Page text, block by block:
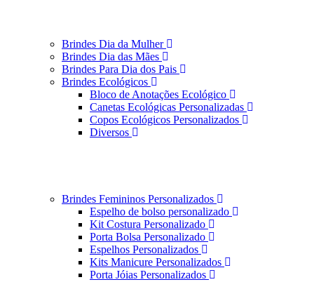
Brindes Dia da Mulher
Brindes Dia das Mães
Brindes Para Dia dos Pais
Brindes Ecológicos
Bloco de Anotações Ecológico
Canetas Ecológicas Personalizadas
Copos Ecológicos Personalizados
Diversos
Brindes Femininos Personalizados
Espelho de bolso personalizado
Kit Costura Personalizado
Porta Bolsa Personalizado
Espelhos Personalizados
Kits Manicure Personalizados
Porta Jóias Personalizados